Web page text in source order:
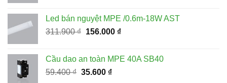
228.100 ₫.là:
115.000 ₫.
Led bán nguyệt MPE /0.6m-18W AST
311.900₫ Giá
311.900 ₫.
156.000 ₫Giá
là:
Cầu dao an toàn MPE 40A SB40
59.400₫ Giá
35.600 ₫Giá